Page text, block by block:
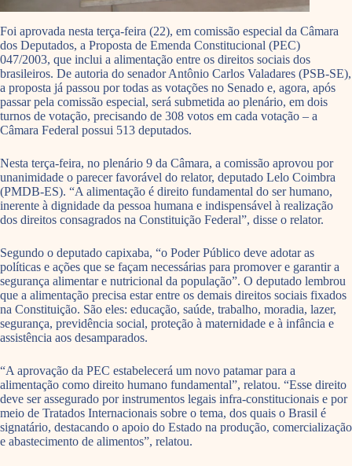
Foi aprovada nesta terça-feira (22), em comissão especial da Câmara
dos Deputados, a Proposta de Emenda Constitucional (PEC)
047/2003, que inclui a alimentação entre os direitos sociais dos
brasileiros. De autoria do senador Antônio Carlos Valadares (PSB-SE),
a proposta já passou por todas as votações no Senado e, agora, após
passar pela comissão especial, será submetida ao plenário, em dois
turnos de votação, precisando de 308 votos em cada votação – a
Câmara Federal possui 513 deputados.
Nesta terça-feira, no plenário 9 da Câmara, a comissão aprovou por
unanimidade o parecer favorável do relator, deputado Lelo Coimbra
(PMDB-ES). “A alimentação é direito fundamental do ser humano,
inerente à dignidade da pessoa humana e indispensável à realização
dos direitos consagrados na Constituição Federal”, disse o relator.
Segundo o deputado capixaba, “o Poder Público deve adotar as
políticas e ações que se façam necessárias para promover e garantir a
segurança alimentar e nutricional da população”. O deputado lembrou
que a alimentação precisa estar entre os demais direitos sociais fixados
na Constituição. São eles: educação, saúde, trabalho, moradia, lazer,
segurança, previdência social, proteção à maternidade e à infância e
assistência aos desamparados.
“A aprovação da PEC estabelecerá um novo patamar para a
alimentação como direito humano fundamental”, relatou. “Esse direito
deve ser assegurado por instrumentos legais infra-constitucionais e por
meio de Tratados Internacionais sobre o tema, dos quais o Brasil é
signatário, destacando o apoio do Estado na produção, comercialização
e abastecimento de alimentos”, relatou.